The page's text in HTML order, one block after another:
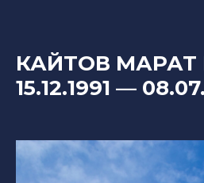
КАЙТОВ МАРАТ
15.12.1991 — 08